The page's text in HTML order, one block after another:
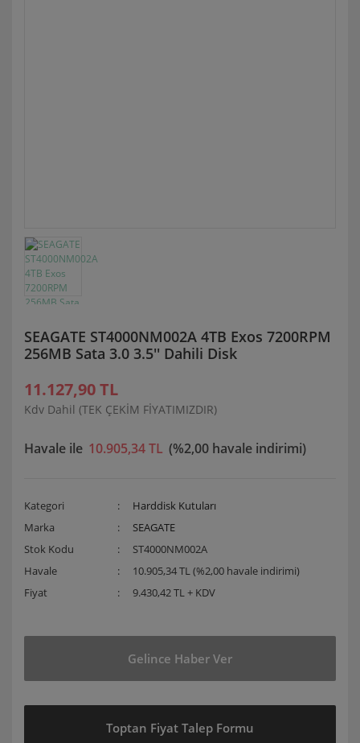
SEAGATE ST4000NM002A 4TB Exos 7200RPM
256MB Sata 3.0 3.5'' Dahili Disk
11.127,90 TL
Kdv Dahil (TEK ÇEKİM FİYATIMIZDIR)
Havale ile 10.905,34 TL (%2,00 havale indirimi)
Kategori
Harddisk Kutuları
Marka
SEAGATE
Stok Kodu
ST4000NM002A
Havale
10.905,34 TL (%2,00 havale indirimi)
Fiyat
9.430,42 TL + KDV
Gelince Haber Ver
Toptan Fiyat Talep Formu